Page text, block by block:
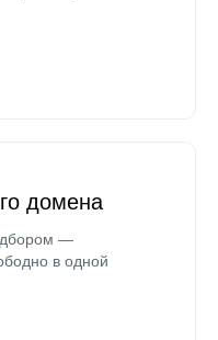
домена
—
в одной